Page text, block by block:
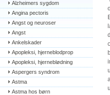
Alzheimers sygdom
Angina pectoris
Angst og neuroser
Angst
Ankelskader
Apopleksi, hjerneblodprop
Apopleksi, hjerneblødning
Aspergers syndrom
Astma
Astma hos børn